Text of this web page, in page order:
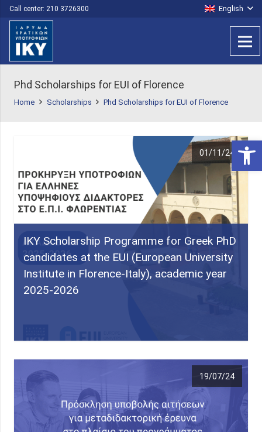
Call center: 210 3726300 English
Phd Scholarships for EUI of Florence
Home Scholarships Phd Scholarships for EUI of Florence
01/11/24
IKY Scholarship Programme for Greek PhD
candidates at the EUI (European University
Institute in Florence-Italy), academic year
2025-2026
19/07/24